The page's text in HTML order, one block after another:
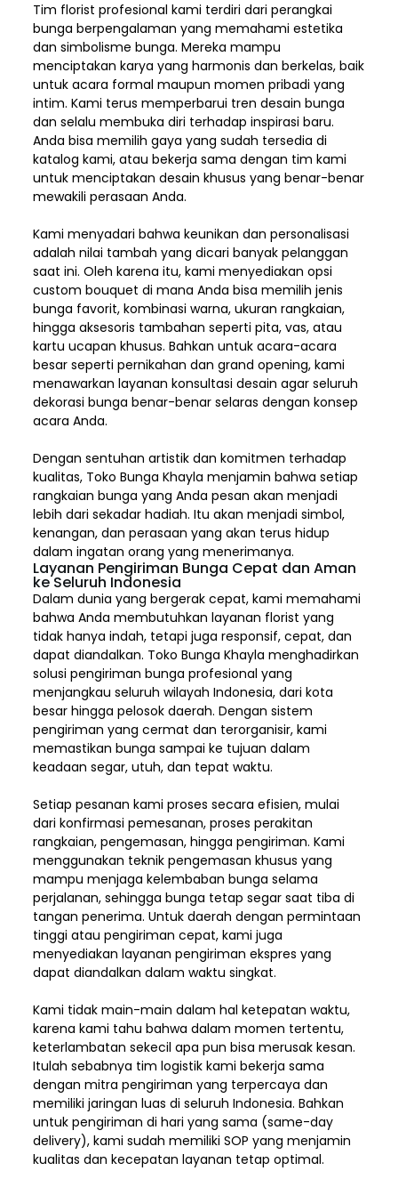
Tim florist profesional kami terdiri dari perangkai
bunga berpengalaman yang memahami estetika
dan simbolisme bunga. Mereka mampu
menciptakan karya yang harmonis dan berkelas, baik
untuk acara formal maupun momen pribadi yang
intim. Kami terus memperbarui tren desain bunga
dan selalu membuka diri terhadap inspirasi baru.
Anda bisa memilih gaya yang sudah tersedia di
katalog kami, atau bekerja sama dengan tim kami
untuk menciptakan desain khusus yang benar-benar
mewakili perasaan Anda.
Kami menyadari bahwa keunikan dan personalisasi
adalah nilai tambah yang dicari banyak pelanggan
saat ini. Oleh karena itu, kami menyediakan opsi
custom bouquet di mana Anda bisa memilih jenis
bunga favorit, kombinasi warna, ukuran rangkaian,
hingga aksesoris tambahan seperti pita, vas, atau
kartu ucapan khusus. Bahkan untuk acara-acara
besar seperti pernikahan dan grand opening, kami
menawarkan layanan konsultasi desain agar seluruh
dekorasi bunga benar-benar selaras dengan konsep
acara Anda.
Dengan sentuhan artistik dan komitmen terhadap
kualitas, Toko Bunga Khayla menjamin bahwa setiap
rangkaian bunga yang Anda pesan akan menjadi
lebih dari sekadar hadiah. Itu akan menjadi simbol,
kenangan, dan perasaan yang akan terus hidup
dalam ingatan orang yang menerimanya.
Layanan Pengiriman Bunga Cepat dan Aman
ke Seluruh Indonesia
Dalam dunia yang bergerak cepat, kami memahami
bahwa Anda membutuhkan layanan florist yang
tidak hanya indah, tetapi juga responsif, cepat, dan
dapat diandalkan. Toko Bunga Khayla menghadirkan
solusi pengiriman bunga profesional yang
menjangkau seluruh wilayah Indonesia,dari kota
besar hingga pelosok daerah. Dengan sistem
pengiriman yang cermat dan terorganisir, kami
memastikan bunga sampai ke tujuan dalam
keadaan segar, utuh, dan tepat waktu.
Setiap pesanan kami proses secara efisien, mulai
dari konfirmasi pemesanan, proses perakitan
rangkaian, pengemasan, hingga pengiriman. Kami
menggunakan teknik pengemasan khusus yang
mampu menjaga kelembaban bunga selama
perjalanan, sehingga bunga tetap segar saat tiba di
tangan penerima. Untuk daerah dengan permintaan
tinggi atau pengiriman cepat, kami juga
menyediakan layanan pengiriman ekspres yang
dapat diandalkan dalam waktu singkat.
Kami tidak main-main dalam hal ketepatan waktu,
karena kami tahu bahwa dalam momen tertentu,
keterlambatan sekecil apa pun bisa merusak kesan.
Itulah sebabnya tim logistik kami bekerja sama
dengan mitra pengiriman yang terpercaya dan
memiliki jaringan luas di seluruh Indonesia. Bahkan
untuk pengiriman di hari yang sama (same-day
delivery), kami sudah memiliki SOP yang menjamin
kualitas dan kecepatan layanan tetap optimal.